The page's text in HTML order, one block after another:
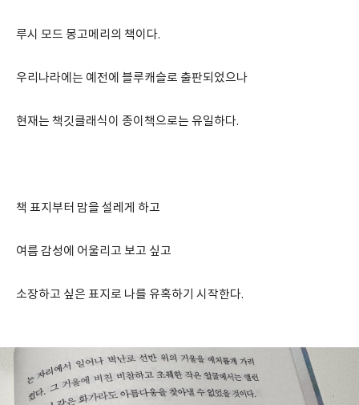
루시 모드 몽고메리의 책이다.
우리나라에는 예전에 블루캐슬로 출판되었으나
현재는 책깃클래식이 종이책으로는 유일하다.
책 표지부터 맘을 설레게 하고
여름 감성에 어울리고 보고 싶고
소장하고 싶은 표지로 나를 유혹하기 시작한다.